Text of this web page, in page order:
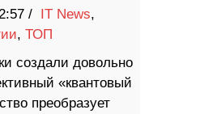
/ IT News,
, ТОП
создали довольно
«квантовый
преобразует